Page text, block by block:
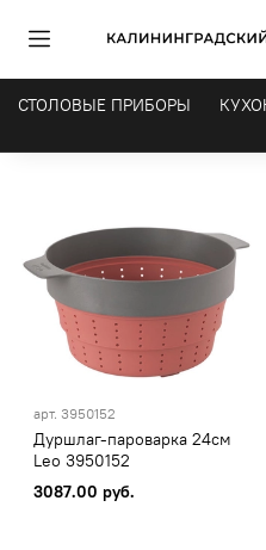
СТОЛОВЫЕ ПРИБОРЫ
арт. 3950152
Дуршлаг-пароварка 24см
Leo 3950152
3087.00 руб.